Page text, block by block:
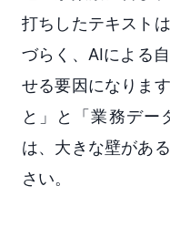
打ちしたテキスト
づらく、AIによる
せる要因になりま
と」と「業務デー
は、大きな壁があ
さい。